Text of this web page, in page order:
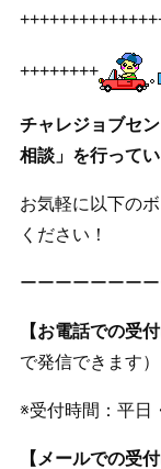
++++++++
チャレジョブセ
相談」を行ってい
お気軽に以下の
ください！
ーーーーーーー
【お電話での受
で発信できます）
※受付時間：平日
【メールでの受